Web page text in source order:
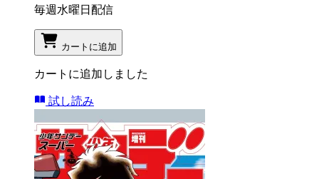
毎週水曜日配信
カートに追加
カートに追加しました
試し読み